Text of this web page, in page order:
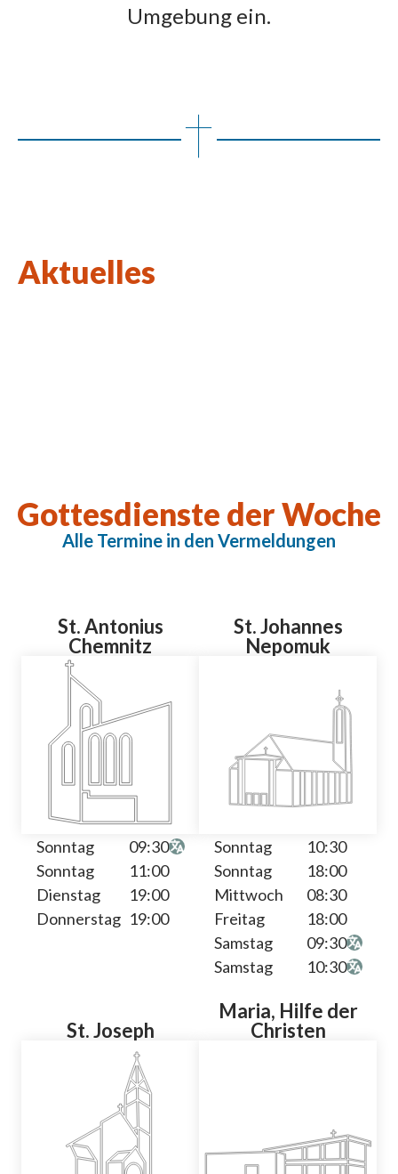
Umgebung ein.
AktuellesWort des Lebens August 2026
Gottesdienste der Woche
Alle Termine in den Vermeldungen
St. Antonius
Chemnitz
Sonntag
09:30
Sonntag
11:00
Dienstag
19:00
Donnerstag 19:00
St. Johannes
Nepomuk
Sonntag
10:30
Sonntag
18:00
Mittwoch
08:30
Freitag
18:00
Samstag
09:30
Samstag
10:30
St. Joseph
Maria, Hilfe der
Christen